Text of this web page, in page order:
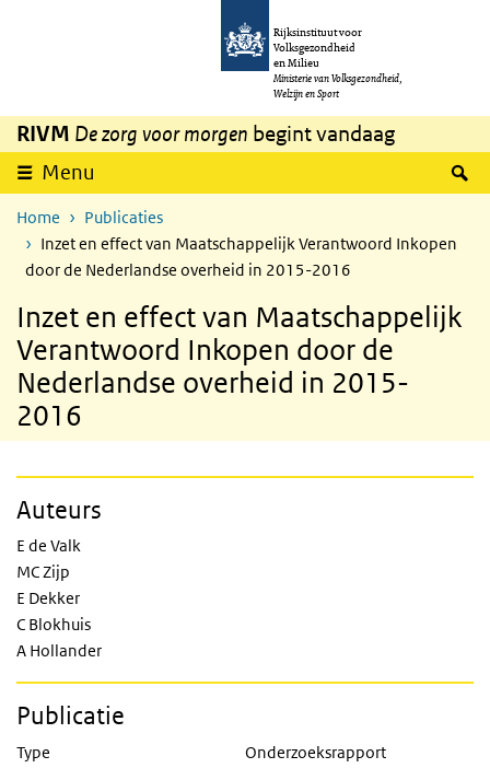
Overslaan en naar de inhoud gaan
Rijksinstituut voor
Volksgezondheid
en Milieu
Ministerie van Volksgezondheid,
Welzijn en Sport
RIVM De zorg voor morgen begint vandaag
Menu
Home
Publicaties
Inzet en effect van Maatschappelijk Verantwoord Inkopen
door de Nederlandse overheid in 2015-2016
Inzet en effect van Maatschappelijk
Verantwoord Inkopen door de
Nederlandse overheid in 2015-
2016
Auteurs
E de Valk
MC Zijp
E Dekker
C Blokhuis
A Hollander
Publicatie
Type
Onderzoeksrapport